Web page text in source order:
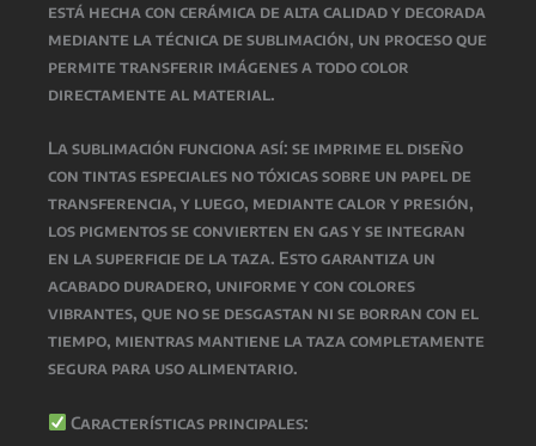
está hecha con cerámica de alta calidady decorada
mediante la técnica de sublimación, un proceso que
permite transferir imágenes a todo color
directamente al material.
La sublimación funciona así: se imprime el diseño
con tintas especiales no tóxicassobre un papel de
transferencia, y luego, mediante calor y presión,
los pigmentos se convierten en gas y se integran
en la superficie de la taza. Esto garantiza un
acabado duradero, uniforme y con colores
vibrantes, que no se desgastan ni se borran con el
tiempo, mientras mantiene la taza completamente
segura para uso alimentario.
Características principales: